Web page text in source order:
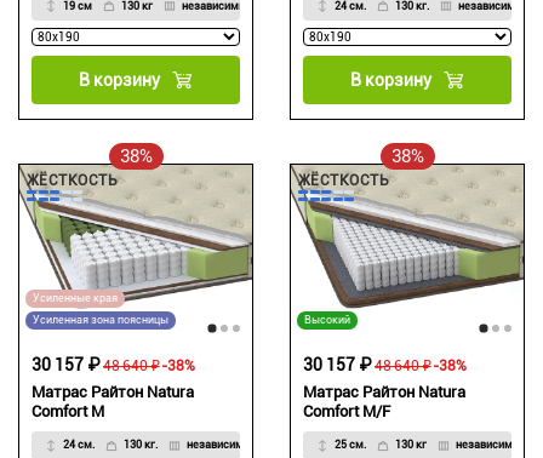
19 см 130 кг независимый
В корзину
24 см. 130 кг. независимый
В корзину
38%
ЖЁСТКОСТЬ
Усиленные края
Усиленная зона поясницы
Матрас Райтон Natura
Comfort M
24 см. 130 кг. независимый
48 640 ₽
30 157 ₽ -38%
38%
ЖЁСТКОСТЬ
Высокий
Матрас Райтон Natura
Comfort M/F
25 см. 130 кг независимый
48 640 ₽
30 157 ₽ -38%